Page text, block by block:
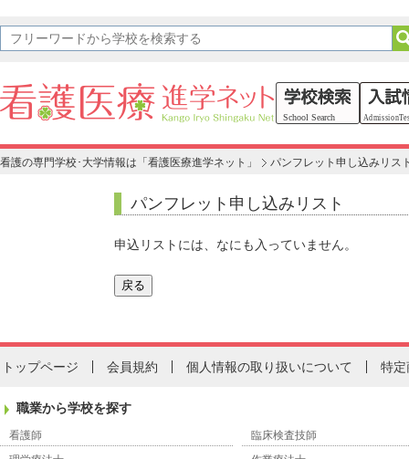
看護の専門学校･大学情報は「看護医療進学ネット」 パンフレット申し込みリス
パンフレット申し込みリスト
申込リストには、なにも入っていません。
トップページ 会員規約 個人情報の取り扱いについて 特定
職業から学校を探す
看護師
臨床検査技師